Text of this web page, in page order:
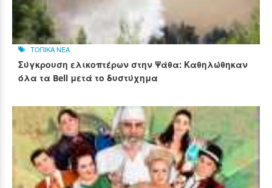
ΤΟΠΙΚΑ ΝΕΑ
Σύγκρουση ελικοπτέρων στην Ψάθα: Καθηλώθηκαν
όλα τα Bell μετά το δυστύχημα